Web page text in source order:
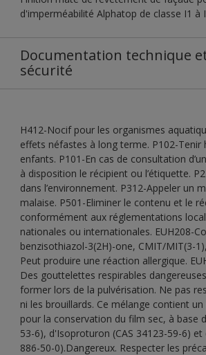
d'imperméabilité Alphatop de classe I1 à
Documentation technique
sécurité
H412-Nocif pour les organismes
effets néfastes à long terme. P102-Tenir
enfants. P101-En cas de consultation
à disposition le récipient ou l’étiquette.
dans l’environnement. P312-Appeler un
malaise. P501-Eliminer le contenu et le
conformément aux réglementations
nationales ou internationales. EUH208-
benzisothiazol-3(2H)-one, CMIT/MIT(3-
Peut produire une réaction allergique.
Des gouttelettes respirables
former lors de la pulvérisation. Ne pas
ni les brouillards. Ce mélange contient
pour la conservation du film sec, à base
53-6), d'Isoproturon (CAS 34123-59-6) et
886-50-0).Dangereux. Respecter les